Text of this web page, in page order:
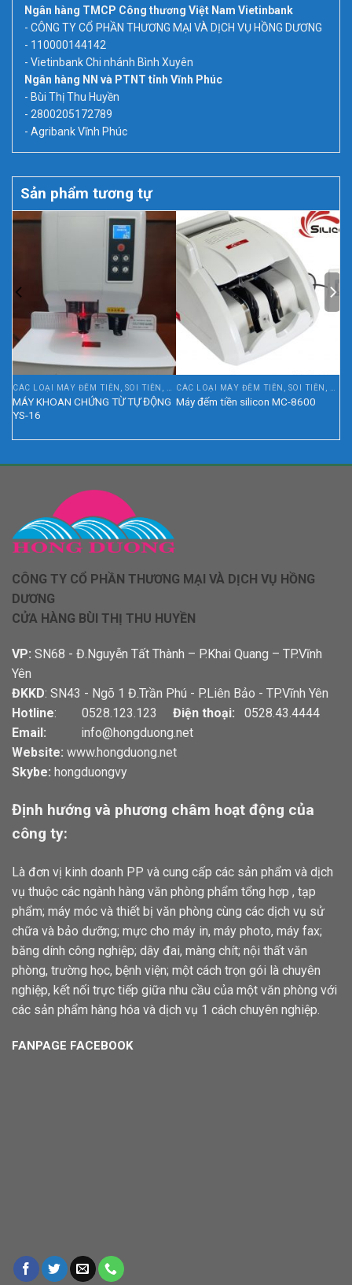
Ngân hàng TMCP Công thương Việt Nam Vietinbank
- CÔNG TY CỔ PHẦN THƯƠNG MẠI VÀ DỊCH VỤ HỒNG DƯƠNG
- 110000144142
- Vietinbank Chi nhánh Bình Xuyên
Ngân hàng NN và PTNT tỉnh Vĩnh Phúc
- Bùi Thị Thu Huyền
- 2800205172789
- Agribank Vĩnh Phúc
Sản phẩm tương tự
MÁY KHOAN CHỨNG TỪ TỰ ĐỘNG
YS-16
Máy đếm tiền silicon MC-8600
CÔNG TY CỔ PHẦN THƯƠNG MẠI VÀ DỊCH VỤ HỒNG
DƯƠNG
CỬA HÀNG BÙI THỊ THU HUYỀN
VP: SN68 - Đ.Nguyễn Tất Thành – P.Khai Quang – TP.Vĩnh
Yên
ĐKKD: SN43 - Ngõ 1 Đ.Trần Phú - P.Liên Bảo - TP.Vĩnh Yên
Hotline: 0528.123.123 Điện thoại: 0528.43.4444
Email:
info@hongduong.net
Website: www.hongduong.net
Skybe: hongduongvy
Định hướng và phương châm hoạt động của
công ty:
Là đơn vị kinh doanh PP và cung cấp các sản phẩm và dịch
vụ thuộc các ngành hàng văn phòng phẩm tổng hợp , tạp
phẩm; máy móc và thiết bị văn phòng cùng các dịch vụ sử
chữa và bảo dưỡng; mực cho máy in, máy photo, máy fax;
băng dính công nghiệp; dây đai, màng chít; nội thất văn
phòng, trường học, bệnh viện; một cách trọn gói là chuyên
nghiệp, kết nối trực tiếp giữa nhu cầu của một văn phòng với
các sản phẩm hàng hóa và dịch vụ 1 cách chuyên nghiệp.
FANPAGE FACEBOOK